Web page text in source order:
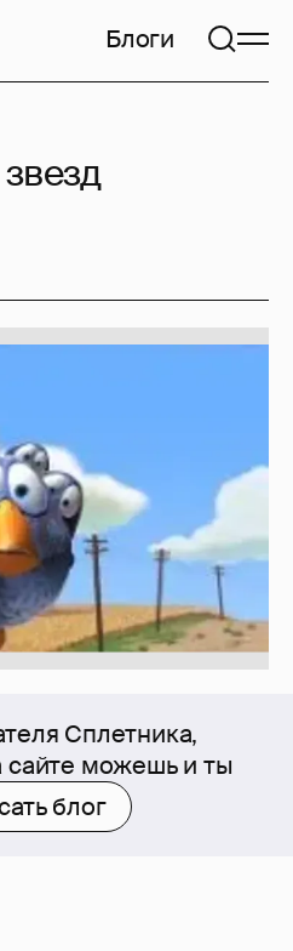
Блоги
Сплетника,
сайте можешь и ты
блог